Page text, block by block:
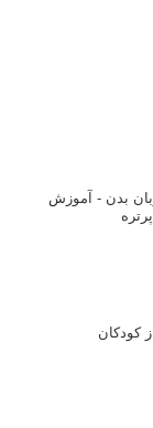
بدن - آموزش
کودکان